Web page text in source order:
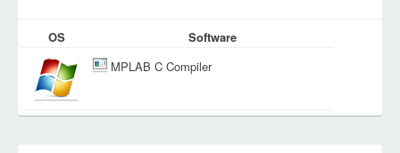
OS
Software
MPLAB C Compiler